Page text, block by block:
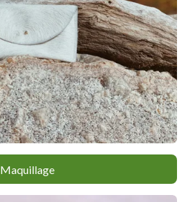
Maquillage